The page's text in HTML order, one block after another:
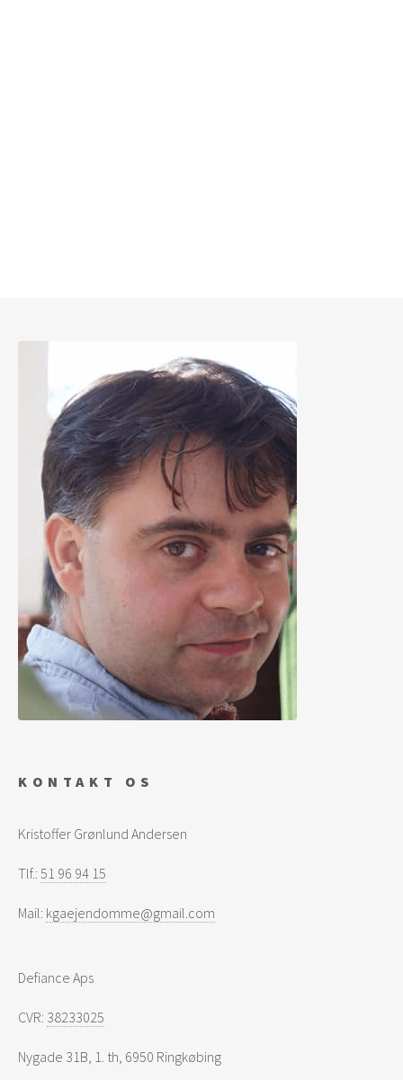
KONTAKT OS
Kristoffer Grønlund Andersen
Tlf.: 51 96 94 15
Mail: kgaejendomme@gmail.com
Defiance Aps
CVR: 38233025
Nygade 31B, 1. th, 6950 Ringkøbing